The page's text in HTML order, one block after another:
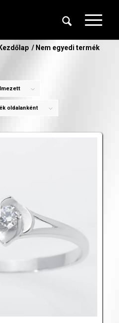
Kezdőlap / Nem egyedi termék
oldalanként